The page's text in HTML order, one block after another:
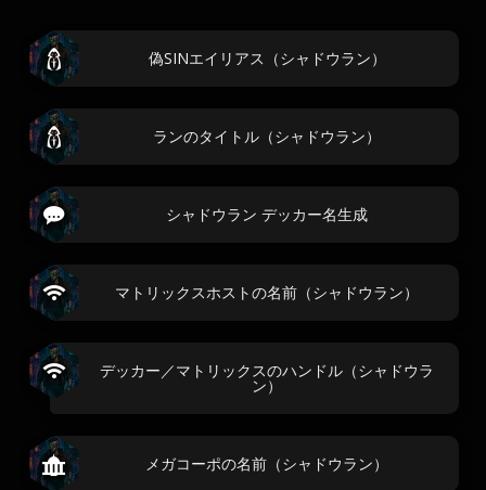
偽SINエイリアス（シャドウラン）
ランのタイトル（シャドウラン）
シャドウラン デッカー名生成
マトリックスホストの名前（シャドウラン）
デッカー／マトリックスのハンドル（シャドウラ
ン）
メガコーポの名前（シャドウラン）